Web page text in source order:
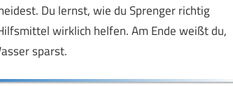
Du lernst, wie du Sprenger richtig
wirklich helfen. Am Ende weißt du,
sparst.